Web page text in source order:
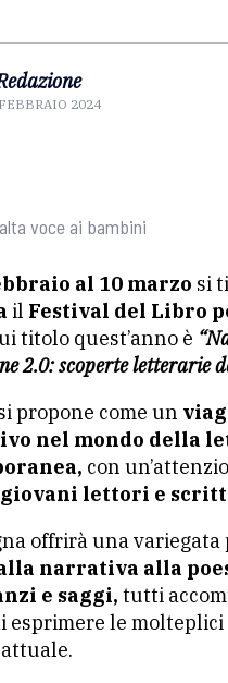
2024
voce ai bambini
al 10 marzo si
il Festival del Libro
titolo quest’anno è
2.0: scoperte letterarie
propone come un
nel mondo della
con
giovani lettori e
offrirà una variegata
narrativa alla
e saggi, tutti
esprimere le molteplici